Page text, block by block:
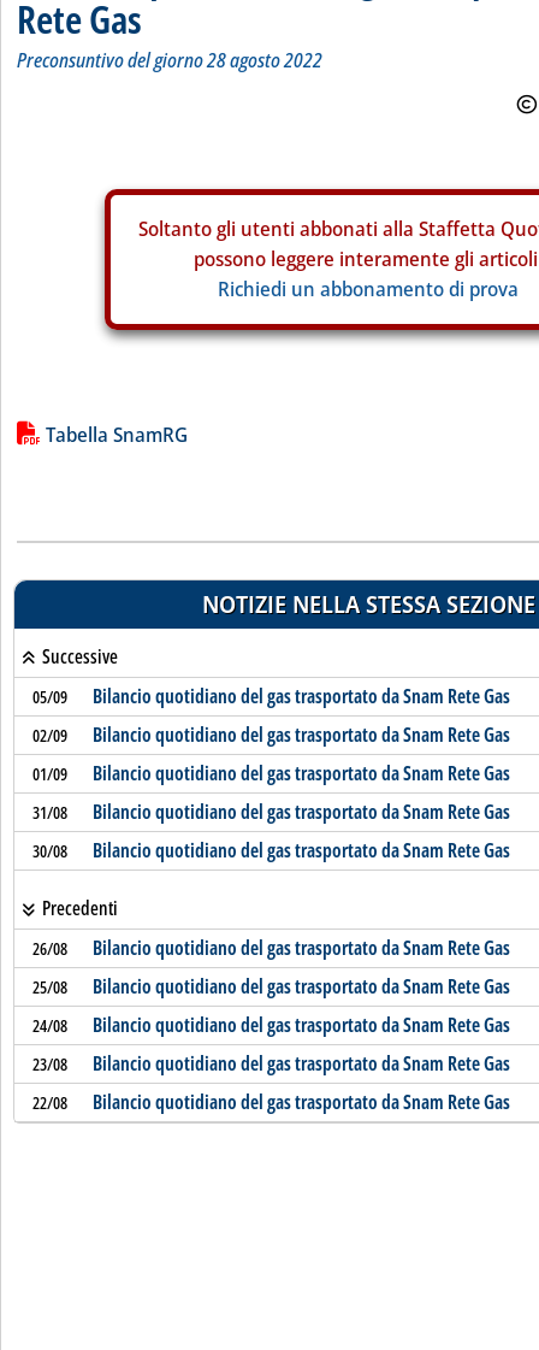
Rete Gas
Preconsuntivo del giorno 28 agosto 2022
Soltanto gli utenti abbonati alla Staffetta
possono leggere interamente gli
Richiedi un abbonamento di prova
Lista allegati PDF alla notizia
Tabella SnamRG
NOTIZIE NELLA STESSA SEZIONE
Successive
05/09 Bilancio quotidiano del gas trasportato da Snam Rete Gas
02/09 Bilancio quotidiano del gas trasportato da Snam Rete Gas
01/09 Bilancio quotidiano del gas trasportato da Snam Rete Gas
31/08 Bilancio quotidiano del gas trasportato da Snam Rete Gas
30/08 Bilancio quotidiano del gas trasportato da Snam Rete Gas
Precedenti
26/08 Bilancio quotidiano del gas trasportato da Snam Rete Gas
25/08 Bilancio quotidiano del gas trasportato da Snam Rete Gas
24/08 Bilancio quotidiano del gas trasportato da Snam Rete Gas
23/08 Bilancio quotidiano del gas trasportato da Snam Rete Gas
22/08 Bilancio quotidiano del gas trasportato da Snam Rete Gas